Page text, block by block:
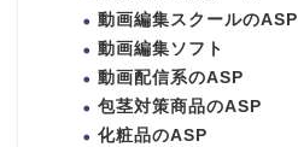
動画編集スクールのASP
動画編集ソフト
動画配信系のASP
包茎対策商品のASP
化粧品のASP